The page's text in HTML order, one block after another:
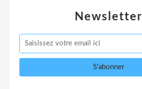
Newsletter